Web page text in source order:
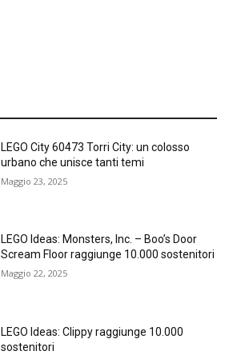
LEGO City 60473 Torri City: un colosso
urbano che unisce tanti temi
Maggio 23, 2025
LEGO Ideas: Monsters, Inc. – Boo’s Door
Scream Floor raggiunge 10.000 sostenitori
Maggio 22, 2025
LEGO Ideas: Clippy raggiunge 10.000
sostenitori